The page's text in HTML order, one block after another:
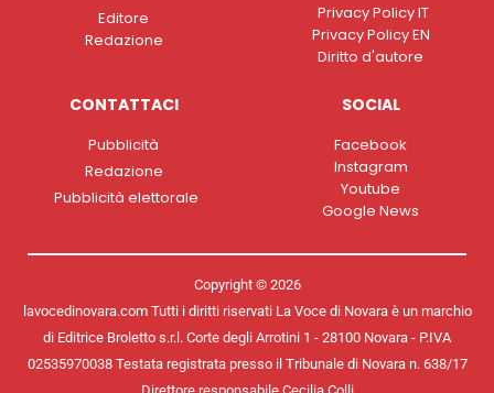
Editore
Redazione
Privacy Policy IT
Privacy Policy EN
Diritto d'autore
CONTATTACI
Pubblicità
Redazione
Pubblicità elettorale
SOCIAL
Facebook
Instagram
Youtube
Google News
Copyright © 2026
lavocedinovara.com Tutti i diritti riservati La Voce di Novara è un marchio
di Editrice Broletto s.r.l. Corte degli Arrotini 1 - 28100 Novara - P.IVA
02535970038 Testata registrata presso il Tribunale di Novara n. 638/17